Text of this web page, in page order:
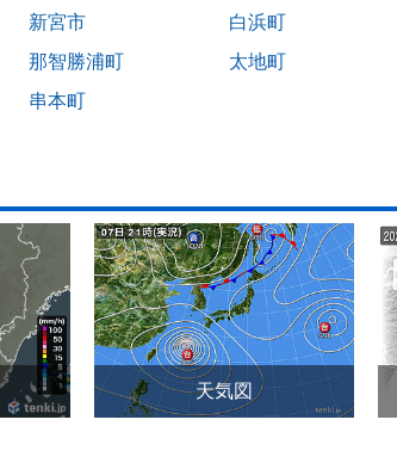
新宮市 白浜町
那智勝浦町 太地町
串本町
天気図